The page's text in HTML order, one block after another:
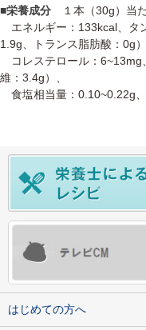
■栄養成分
１本（30g）当
エネルギー：133kcal、タ
1.9g、トランス脂肪酸：0g）
コレステロール：6~13mg
維：3.4g）、
食塩相当量：0.10~0.22g
はじめての方へ